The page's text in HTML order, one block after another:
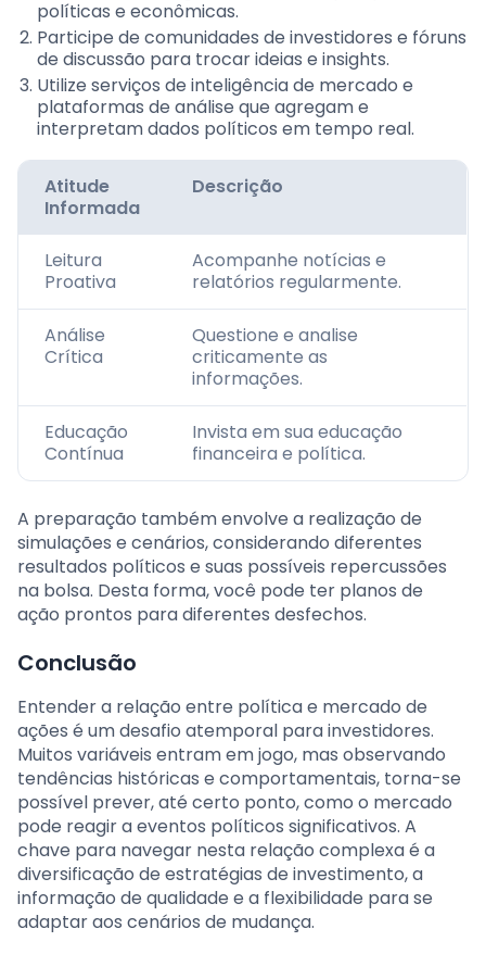
políticas e econômicas.
Participe de comunidades de investidores e fóruns
de discussão para trocar ideias e insights.
Utilize serviços de inteligência de mercado e
plataformas de análise que agregam e
interpretam dados políticos em tempo real.
Atitude
Informada
Descrição
Leitura
Proativa
Acompanhe notícias e
relatórios regularmente.
Análise
Crítica
Questione e analise
criticamente as
informações.
Educação
Contínua
Invista em sua educação
financeira e política.
A preparação também envolve a realização de
simulações e cenários, considerando diferentes
resultados políticos e suas possíveis repercussões
na bolsa. Desta forma, você pode ter planos de
ação prontos para diferentes desfechos.
Conclusão
Entender a relação entre política e mercado de
ações é um desafio atemporal para investidores.
Muitos variáveis entram em jogo, mas observando
tendências históricas e comportamentais, torna-se
possível prever, até certo ponto, como o mercado
pode reagir a eventos políticos significativos. A
chave para navegar nesta relação complexa é a
diversificação de estratégias de investimento, a
informação de qualidade e a flexibilidade para se
adaptar aos cenários de mudança.